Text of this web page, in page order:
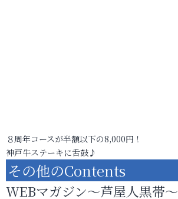
８周年コースが半額以下の8,000円！
神戸牛ステーキに舌鼓♪
その他のContents
WEBマガジン～芦屋人黒帯～